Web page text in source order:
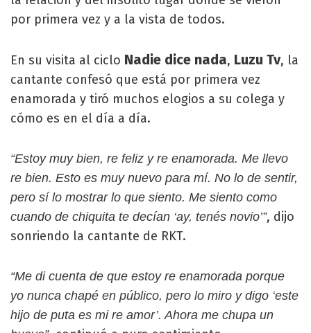
por primera vez y a la vista de todos.
En su visita al ciclo Nadie dice nada, Luzu Tv, la
cantante confesó que está por primera vez
enamorada y tiró muchos elogios a su colega y
cómo es en el día a día.
“Estoy muy bien, re feliz y re enamorada. Me llevo
re bien. Esto es muy nuevo para mí. No lo de sentir,
pero sí lo mostrar lo que siento. Me siento como
cuando de chiquita te decían ‘ay, tenés novio’”, dijo
sonriendo la cantante de RKT.
“Me di cuenta de que estoy re enamorada porque
yo nunca chapé en público, pero lo miro y digo ‘este
hijo de puta es mi re amor’. Ahora me chupa un